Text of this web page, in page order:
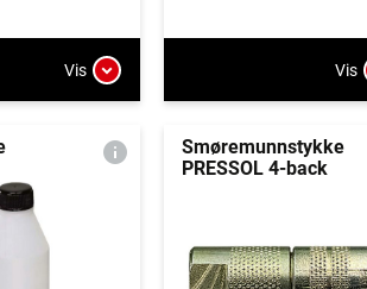
Vis Vis
Smøremunnstykke
PRESSOL 4-back